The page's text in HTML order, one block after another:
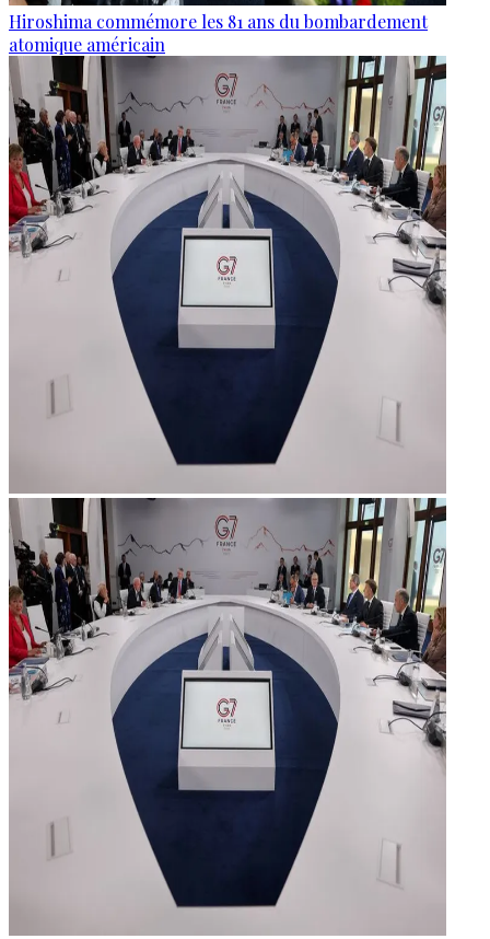
Hiroshima commémore les 81 ans du bombardement
atomique américain